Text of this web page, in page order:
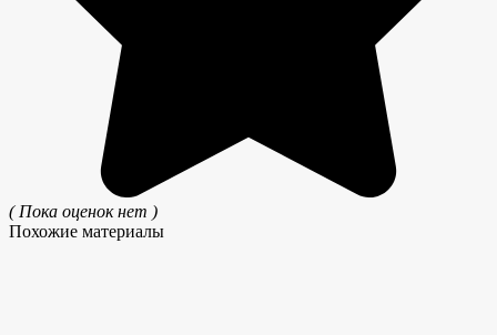
( Пока оценок нет )
Похожие материалы